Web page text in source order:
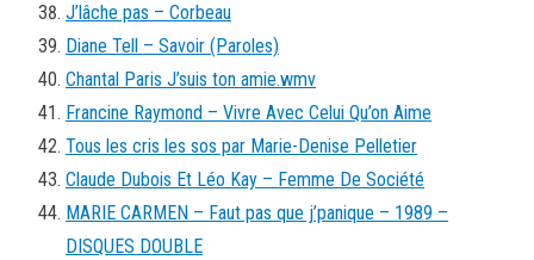
J’lâche pas – Corbeau
Diane Tell – Savoir (Paroles)
Chantal Paris J’suis ton amie.wmv
Francine Raymond – Vivre Avec Celui Qu’on Aime
Tous les cris les sos par Marie-Denise Pelletier
Claude Dubois Et Léo Kay – Femme De Société
MARIE CARMEN – Faut pas que j’panique – 1989 –
DISQUES DOUBLE